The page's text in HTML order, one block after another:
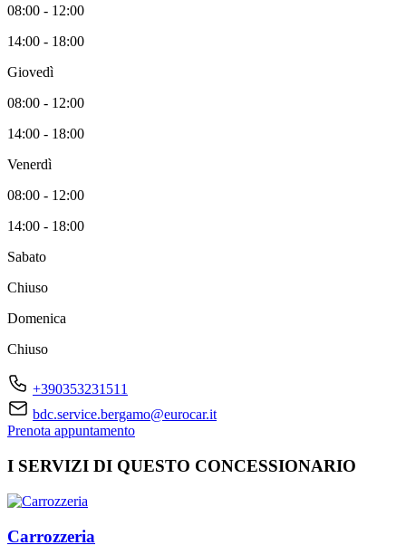
08:00 - 12:00
14:00 - 18:00
Giovedì
08:00 - 12:00
14:00 - 18:00
Venerdì
08:00 - 12:00
14:00 - 18:00
Sabato
Chiuso
Domenica
Chiuso
+390353231511
bdc.service.bergamo@eurocar.it
Prenota appuntamento
I SERVIZI DI QUESTO CONCESSIONARIO
Carrozzeria